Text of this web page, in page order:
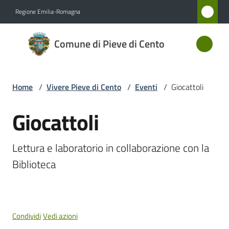
Regione Emilia-Romagna
Comune di Pieve di Cento
Comune
di Pieve
Servizi
di
Home / Vivere Pieve di Cento / Eventi / Giocattoli
Salta al contenuto
Giocattoli
Lettura e laboratorio in collaborazione con la
Biblioteca
CondividiVedi azioni